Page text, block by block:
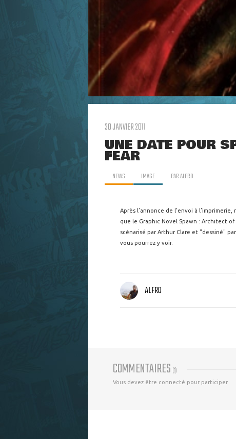
30 JANVIER 2011
UNE DATE POUR
FEAR
NEWS IMAGE PARALFRO
Après l’annonce de l’envoi à
que le Graphic Novel Spawn : Architect
scénarisé par Arthur Clare et "dessiné"
vous pourrez y voir.
ALFRO
COMMENTAIRES (0)
Vous devez être connecté pour participer